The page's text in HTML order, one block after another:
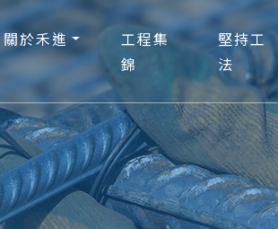
關於禾進
工程集
錦
堅持工
法